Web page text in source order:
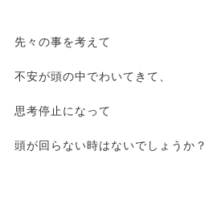
先々の事を考えて
不安が頭の中でわいてきて、
思考停止になって
頭が回らない時はないでしょうか？